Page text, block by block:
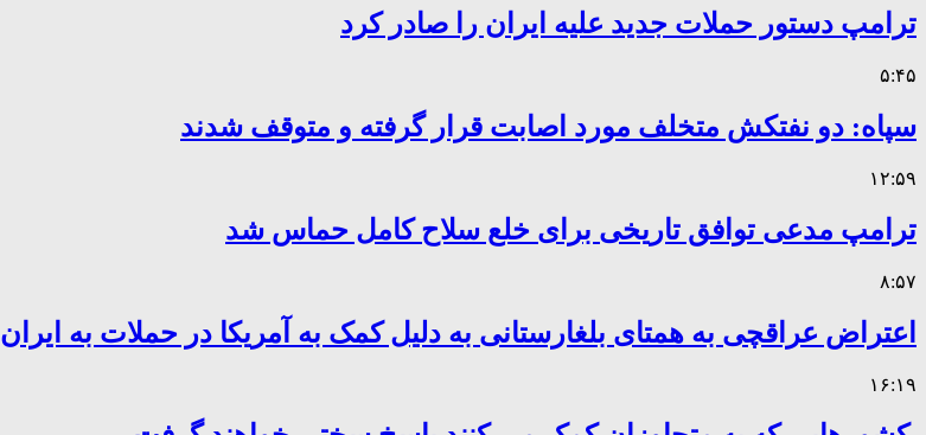
ترامپ دستور حملات جدید علیه ایران را صادر کرد
۵:۴۵
سپاه: دو نفتکش متخلف مورد اصابت قرار گرفته و متوقف شدند
۱۲:۵۹
ترامپ مدعی توافق تاریخی برای خلع سلاح کامل حماس شد
۸:۵۷
اعتراض عراقچی به همتای بلغارستانی به دلیل کمک به آمریکا در حملات به ایران
۱۶:۱۹